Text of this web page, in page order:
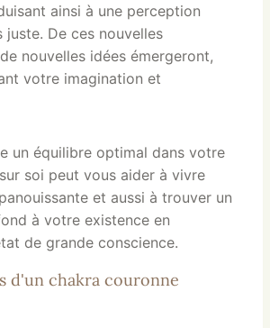
ainsi à une perception
juste. De ces nouvelles
nouvelles idées émergeront,
votre imagination et
un équilibre optimal dans votre
soi peut vous aider à vivre
et aussi à trouver un
à votre existence en
de grande conscience.
d'un chakra couronne